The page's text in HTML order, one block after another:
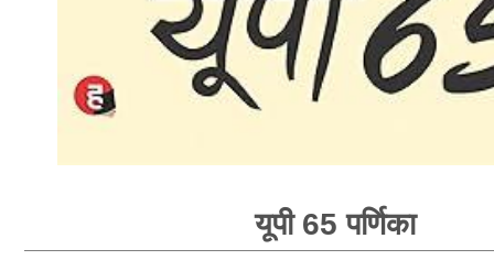
यूपी 65 पर्णिका